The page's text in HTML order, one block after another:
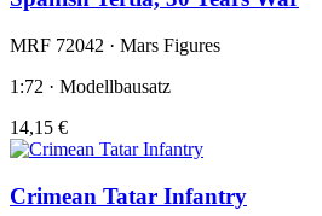
MRF 72042 · Mars Figures
1:72 · Modellbausatz
14,15 €
Crimean Tatar Infantry